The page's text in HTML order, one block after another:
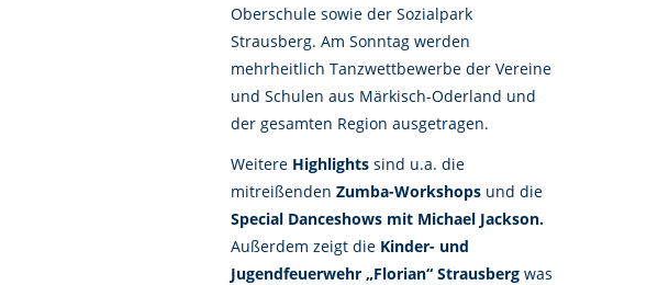
Oberschule sowie der Sozialpark
Strausberg. Am Sonntag werden
mehrheitlich Tanzwettbewerbe der Vereine
und Schulen aus Märkisch-Oderland und
der gesamten Region ausgetragen.
Weitere Highlights sind u.a. die
mitreißenden Zumba-Workshops und die
Special Danceshows mit Michael Jackson.
Außerdem zeigt die Kinder- und
Jugendfeuerwehr „Florian“ Strausberg was